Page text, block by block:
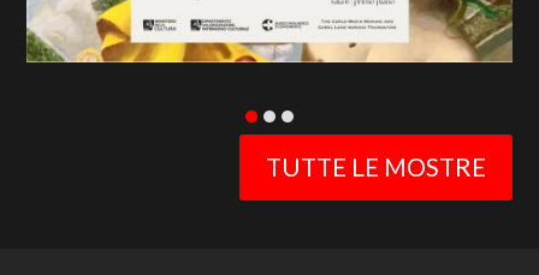
TUTTE LE MOSTRE